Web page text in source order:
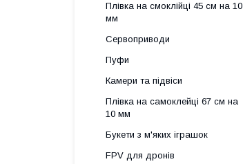
Плівка на смоклійці 45 см на 10
мм
Сервоприводи
Пуфи
Камери та підвіси
Плівка на самоклейці 67 см на
10 мм
Букети з м'яких іграшок
FPV для дронів